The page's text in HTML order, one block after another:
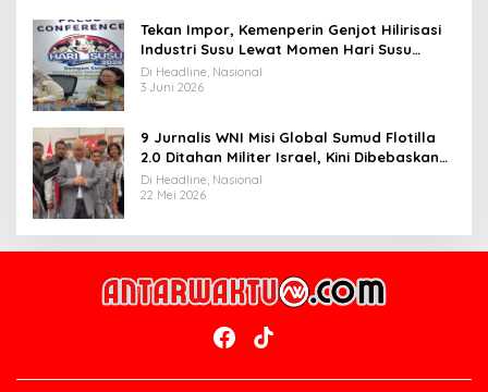
Tekan Impor, Kemenperin Genjot Hilirisasi
Industri Susu Lewat Momen Hari Susu
Nusantara 2026
Di Headline, Nasional
3 Juni 2026
9 Jurnalis WNI Misi Global Sumud Flotilla
2.0 Ditahan Militer Israel, Kini Dibebaskan
dan Dievakuasi ke Istanbul
Di Headline, Nasional
22 Mei 2026